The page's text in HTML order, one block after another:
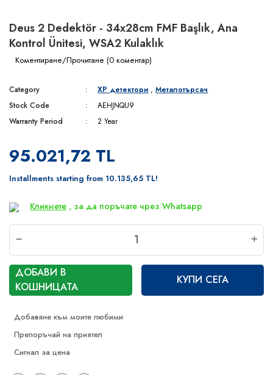
Deus 2 Dedektör - 34x28cm FMF Başlık, Ana
Kontrol Ünitesi, WSA2 Kulaklık
Коментиране/Прочитане (0 коментар)
Category XP детектори ,Металотърсач
Stock Code
AEHJNQU9
Warranty Period
2 Year
95.021,72 TL
Installments starting from 10.135,65 TL!
Кликнете , за да поръчате чрез Whatsapp
ДОБАВИ В
КОШНИЦАТА
КУПИ СЕГА
Препоръчай на приятел
Сигнал за цена